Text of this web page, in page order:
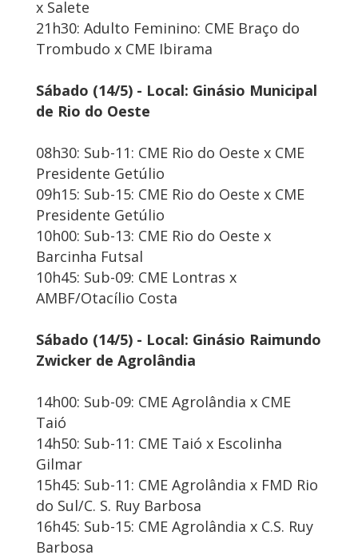
x Salete
21h30: Adulto Feminino: CME Braço do
Trombudo x CME Ibirama
Sábado (14/5) - Local: Ginásio Municipal
de Rio do Oeste
08h30: Sub-11: CME Rio do Oeste x CME
Presidente Getúlio
09h15: Sub-15: CME Rio do Oeste x CME
Presidente Getúlio
10h00: Sub-13: CME Rio do Oeste x
Barcinha Futsal
10h45: Sub-09: CME Lontras x
AMBF/Otacílio Costa
Sábado (14/5) - Local: Ginásio Raimundo
Zwicker de Agrolândia
14h00: Sub-09: CME Agrolândia x CME
Taió
14h50: Sub-11: CME Taió x Escolinha
Gilmar
15h45: Sub-11: CME Agrolândia x FMD Rio
do Sul/C. S. Ruy Barbosa
16h45: Sub-15: CME Agrolândia x C.S. Ruy
Barbosa